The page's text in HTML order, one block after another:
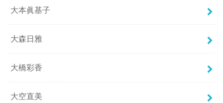
大本眞基子
大森日雅
大橋彩香
大空直美